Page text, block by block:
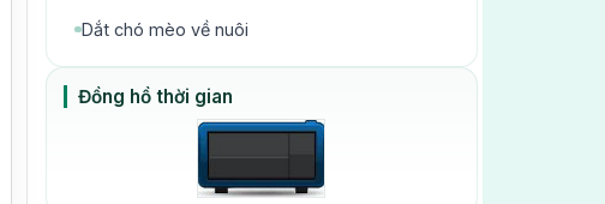
Dắt chó mèo về nuôi
Đồng hồ thời gian